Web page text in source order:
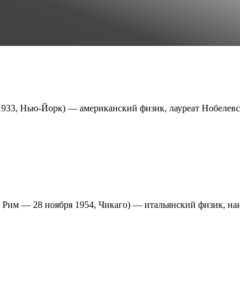
Нью-Йорк) — американский физик, лауреат
— 28 ноября 1954, Чикаго) — итальянский физик,